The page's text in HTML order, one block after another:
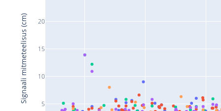
5
10
15
20
Signaali mitmeteelisus (cm)